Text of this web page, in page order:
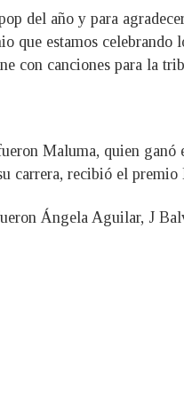
del año y para
que estamos
con canciones para la
Maluma, quien
carrera, recibió el premio
Ángela Aguilar, J